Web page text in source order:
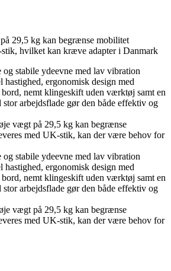
29,5 kg kan begrænse mobilitet
hvilket kan kræve adapter i Danmark
stabile ydeevne med lav vibration
hastighed, ergonomisk design med
nemt klingeskift uden værktøj samt en
arbejdsflade gør den både effektiv og
vægt på 29,5 kg kan begrænse
med UK-stik, kan der være behov for
stabile ydeevne med lav vibration
hastighed, ergonomisk design med
nemt klingeskift uden værktøj samt en
arbejdsflade gør den både effektiv og
vægt på 29,5 kg kan begrænse
med UK-stik, kan der være behov for